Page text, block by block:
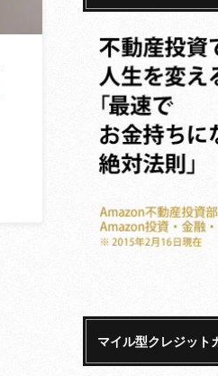
マイル型クレジット